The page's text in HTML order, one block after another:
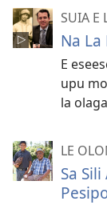
SUIA E
Na La
E
upu
la
LE
Sa